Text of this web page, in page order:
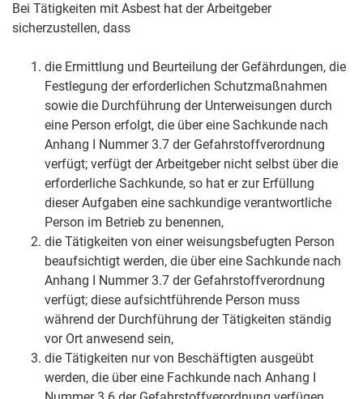
Bei Tätigkeiten mit Asbest hat der Arbeitgeber
sicherzustellen, dass
die Ermittlung und Beurteilung der Gefährdungen, die
Festlegung der erforderlichen Schutzmaßnahmen
sowie die Durchführung der Unterweisungen durch
eine Person erfolgt, die über eine Sachkunde nach
Anhang I Nummer 3.7 der Gefahrstoffverordnung
verfügt; verfügt der Arbeitgeber nicht selbst über die
erforderliche Sachkunde, so hat er zur Erfüllung
dieser Aufgaben eine sachkundige verantwortliche
Person im Betrieb zu benennen,
die Tätigkeiten von einer weisungsbefugten Person
beaufsichtigt werden, die über eine Sachkunde nach
Anhang I Nummer 3.7 der Gefahrstoffverordnung
verfügt; diese aufsichtführende Person muss
während der Durchführung der Tätigkeiten ständig
vor Ort anwesend sein,
die Tätigkeiten nur von Beschäftigten ausgeübt
werden, die über eine Fachkunde nach Anhang I